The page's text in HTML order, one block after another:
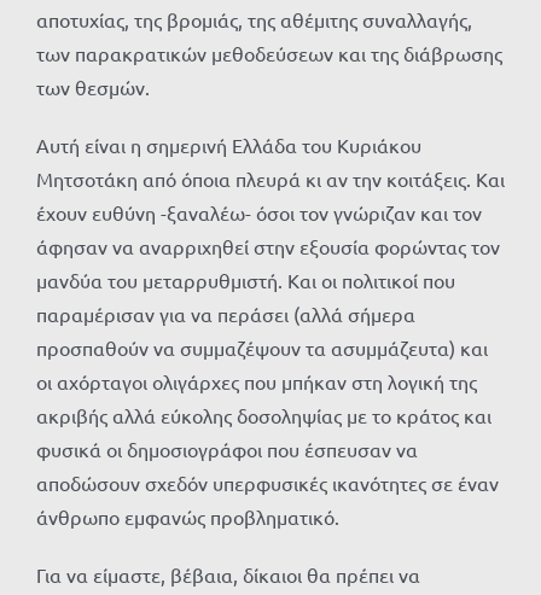
αποτυχίας, της βρομιάς, της αθέμιτης συναλλαγής,
των παρακρατικών μεθοδεύσεων και της διάβρωσης
των θεσμών.
Αυτή είναι η σημερινή Ελλάδα του Κυριάκου
Μητσοτάκη από όποια πλευρά κι αν την κοιτάξεις. Και
έχουν ευθύνη -ξαναλέω- όσοι τον γνώριζαν και τον
άφησαν να αναρριχηθεί στην εξουσία φορώντας τον
μανδύα του μεταρρυθμιστή. Και οι πολιτικοί που
παραμέρισαν για να περάσει (αλλά σήμερα
προσπαθούν να συμμαζέψουν τα ασυμμάζευτα) και
οι αχόρταγοι ολιγάρχες που μπήκαν στη λογική της
ακριβής αλλά εύκολης δοσοληψίας με το κράτος και
φυσικά οι δημοσιογράφοι που έσπευσαν να
αποδώσουν σχεδόν υπερφυσικές ικανότητες σε έναν
άνθρωπο εμφανώς προβληματικό.
Για να είμαστε, βέβαια, δίκαιοι θα πρέπει να